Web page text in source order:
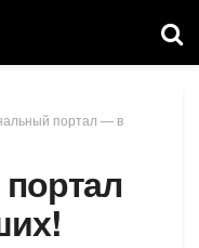
портал — в